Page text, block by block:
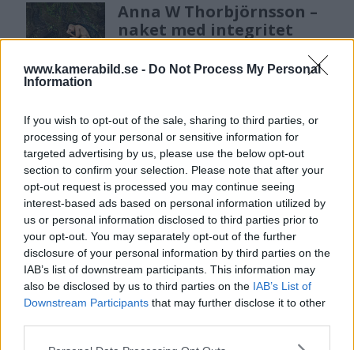
www.kamerabild.se - Do Not Process My Personal
Information
If you wish to opt-out of the sale, sharing to third parties, or
processing of your personal or sensitive information for
targeted advertising by us, please use the below opt-out
section to confirm your selection. Please note that after your
opt-out request is processed you may continue seeing
interest-based ads based on personal information utilized by
us or personal information disclosed to third parties prior to
your opt-out. You may separately opt-out of the further
disclosure of your personal information by third parties on the
IAB’s list of downstream participants. This information may
also be disclosed by us to third parties on the IAB’s List of
Downstream Participants that may further disclose it to other
Please note that this website/app uses one or more Google
Anna W Thorbjörnsson –
naket med integritet
superzoom med 24–
600mm & AI-autofokus